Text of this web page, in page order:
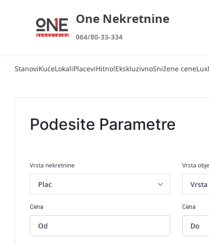
One Nekretnine
064/80-33-334
StanoviKućeLokaliPlaceviHitno!EkskluzivnoSnižene ceneLux
Podesite Parametre
Vrsta nekretnine Vrsta
Cena Cena